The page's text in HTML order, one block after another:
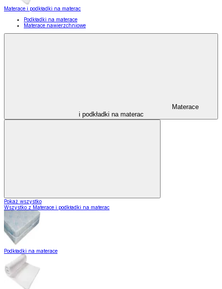
Materace i podkładki na materac
Podkładki na materace
Materace nawierzchniowe
Materace
i podkładki na materac
Pokaż wszystko
Wszystko z Materace i podkładki na materac
Podkładki na materace